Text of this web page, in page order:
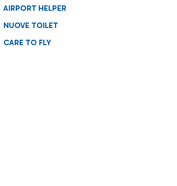
AIRPORT HELPER
NUOVE TOILET
CARE TO FLY